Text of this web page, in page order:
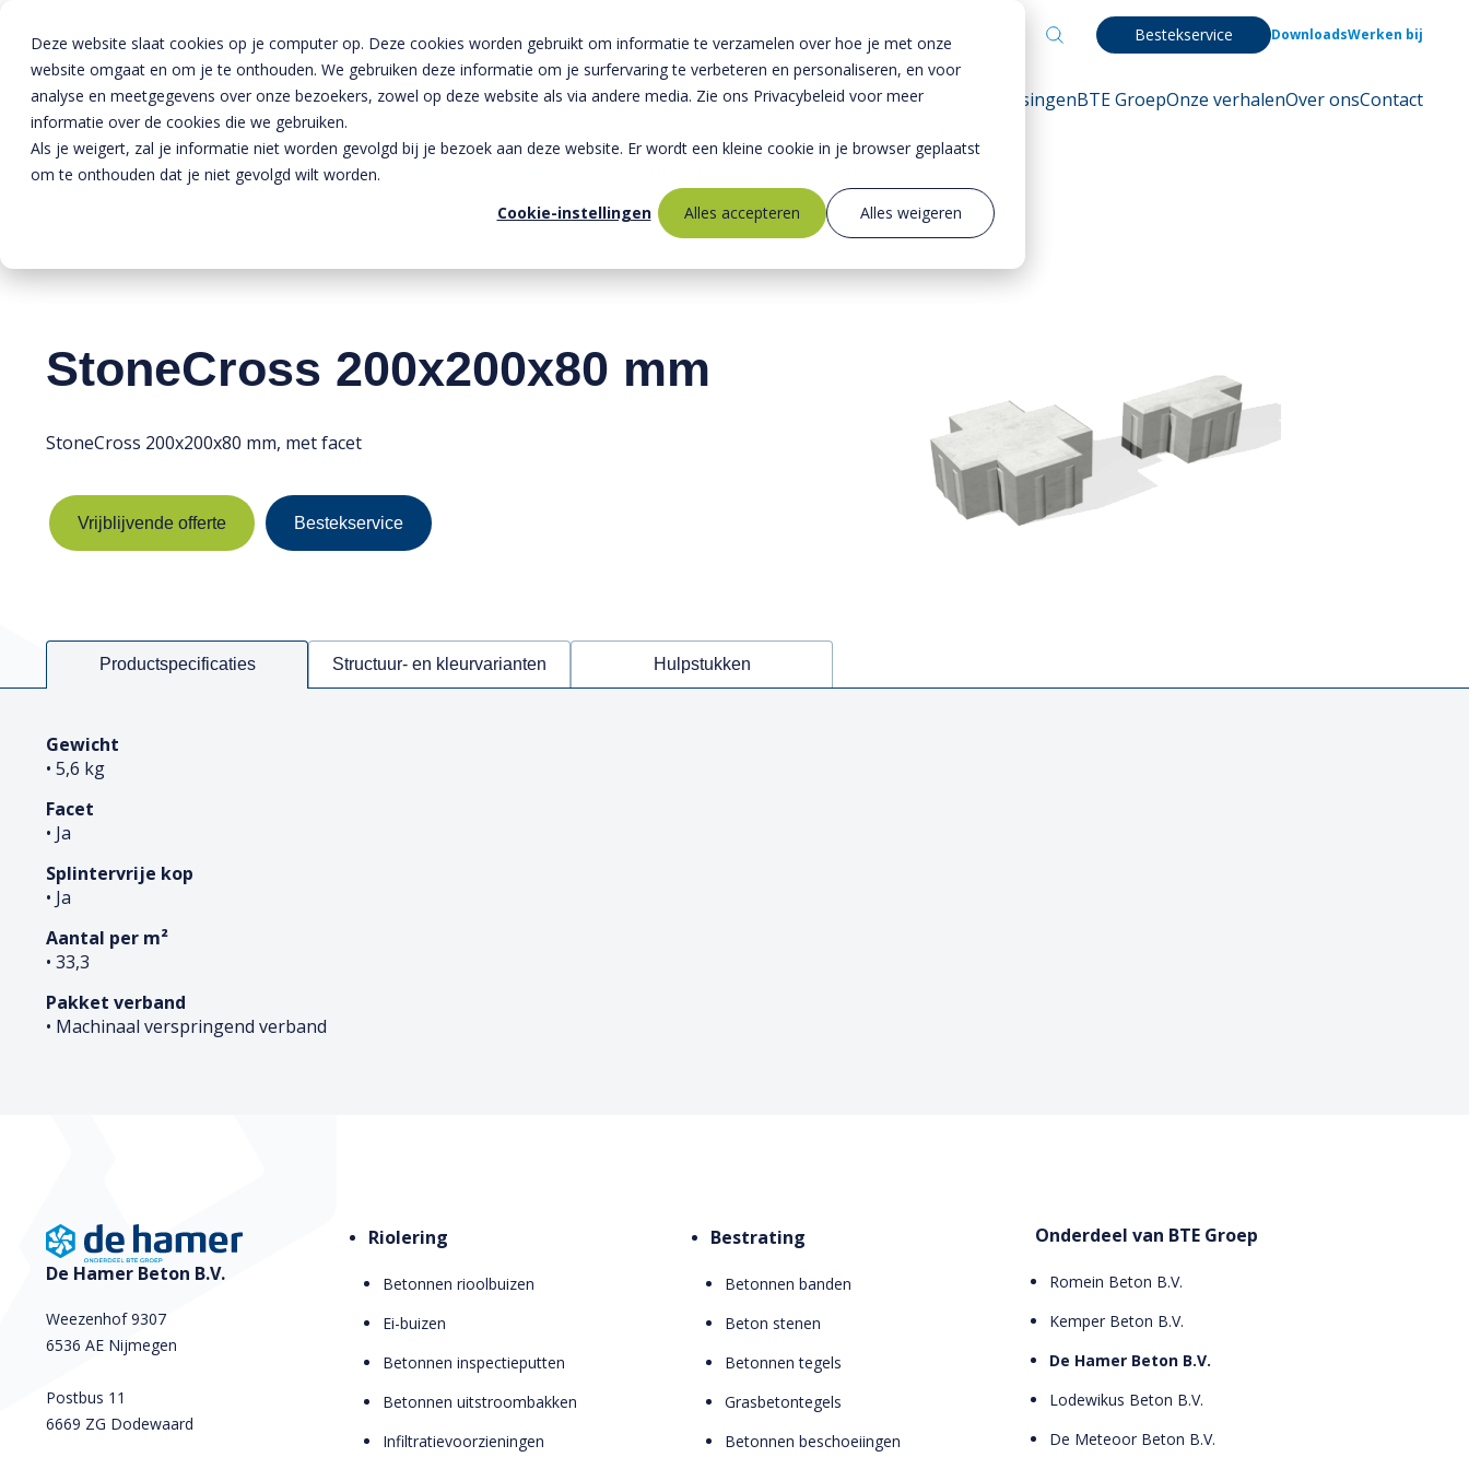
Deze website slaat cookies op je computer op. Deze cookies worden gebruikt om informatie te verzamelen over hoe je met onze
website omgaat en om je te onthouden. We gebruiken deze informatie om je surfervaring te verbeteren en personaliseren, en voor
analyse en meetgegevens over onze bezoekers, zowel op deze website als via andere media. Zie ons Privacybeleid voor meer
informatie over de cookies die we gebruiken.
Als je weigert, zal je informatie niet worden gevolgd bij je bezoek aan deze website. Er wordt een kleine cookie in je browser geplaatst
om te onthouden dat je niet gevolgd wilt worden.
Cookie-instellingen
Alles accepteren Alles weigeren
Bestekservice DownloadsWerken bij
Producten OplossingenBTE GroepOnze verhalenOver onsContact
Home»Producten»Bestrating »
StoneCross 200x200x80 mm
StoneCross 200x200x80 mm, met facet
Vrijblijvende offerte Bestekservice
Productspecificaties Structuur- en kleurvarianten Hulpstukken
Gewicht
• 5,6 kg
Facet
• Ja
Splintervrije kop
• Ja
Aantal per m²
• 33,3
Pakket verband
• Machinaal verspringend verband
De Hamer Beton B.V.
Weezenhof 9307
6536 AE Nijmegen
Postbus 11
6669 ZG Dodewaard
Riolering
Betonnen rioolbuizen
Ei-buizen
Betonnen inspectieputten
Betonnen uitstroombakken
Infiltratievoorzieningen
Bestrating
Betonnen banden
Beton stenen
Betonnen tegels
Grasbetontegels
Betonnen beschoeiingen
Onderdeel van BTE Groep
Romein Beton B.V.
Kemper Beton B.V.
De Hamer Beton B.V.
Lodewikus Beton B.V.
De Meteoor Beton B.V.